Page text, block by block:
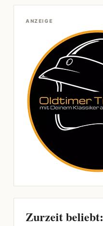
ANZEIGE
Zurzeit beliebt: